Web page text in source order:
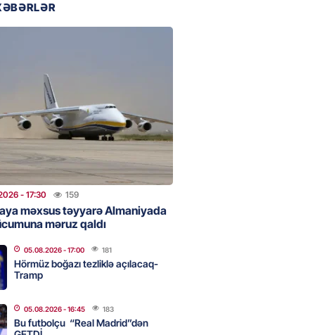
- 17:00
həcmini üç dəfəyə yaxın
- 16:59 181
“Real Madrid”dən GETDİ
- 16:45 183
nin ilk qadın generalı oldu
- 16:30 185
və universitetlərə yaxın ev
diqqətinə: Kirayə
- 17:30 159
məxsus təyyarə Almaniyada
məruz qaldı
05.08.2026- 17:00 181
Hörmüz boğazı tezliklə açılacaq-
Tramp
05.08.2026- 16:45 183
Bu futbolçu “Real Madrid”dən